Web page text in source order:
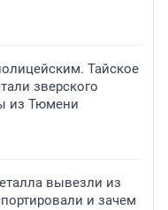
Тайское
зверского
из Тюмени
вывезли из
и зачем